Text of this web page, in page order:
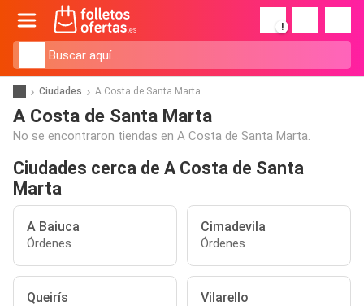
!
Ciudades A Costa de Santa Marta
A Costa de Santa Marta
No se encontraron tiendas en A Costa de Santa Marta.
Ciudades cerca de A Costa de Santa
Marta
A Baiuca
Órdenes
Cimadevila
Órdenes
Queirís Vilarello